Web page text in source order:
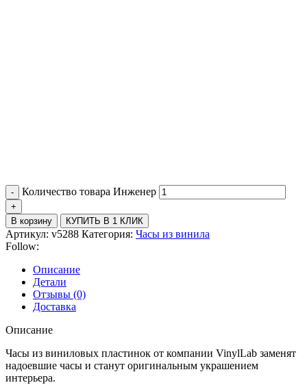
Количество товара Инженер
В корзину КУПИТЬ В 1 КЛИК
Артикул: v5288 Категория: Часы из винила
Follow:
Описание
Детали
Отзывы (0)
Доставка
Описание
Часы из виниловых пластинок от компании VinylLab заменят
надоевшие часы и станут оригинальным украшением
интерьера.